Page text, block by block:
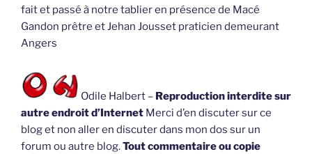
fait et passé à notre tablier en présence de Macé
Gandon prêtre et Jehan Jousset praticien demeurant
Angers
Odile Halbert – Reproduction interdite sur
autre endroit d’Internet Merci d’en discuter sur ce
blog et non aller en discuter dans mon dos sur un
forum ou autre blog.Tout commentaire ou copie